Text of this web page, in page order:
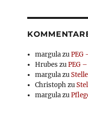
margulazuPEG
Hrubes zuPEG
margulazu
Christophzu
margulazu